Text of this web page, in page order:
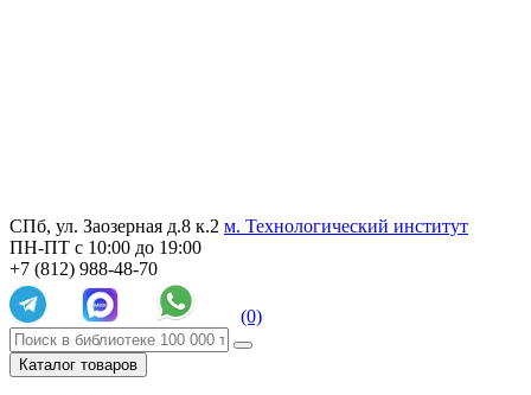
СПб, ул. Заозерная д.8 к.2 м. Технологический институт
ПН-ПТ с 10:00 до 19:00
+7 (812) 988-48-70
(0)
Каталог товаров